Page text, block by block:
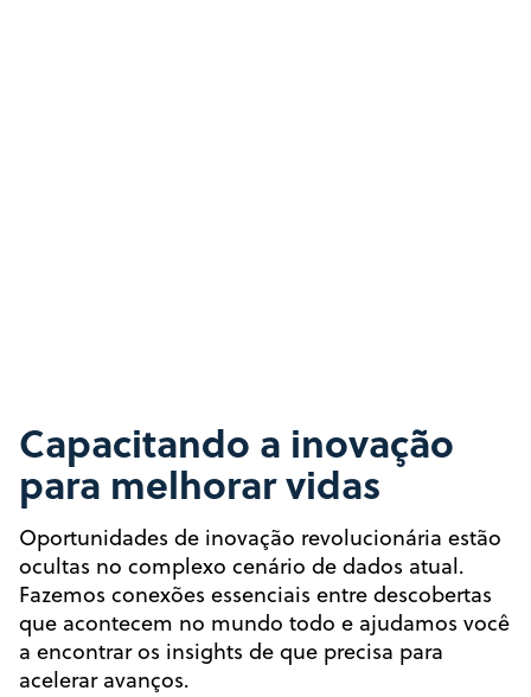
Capacitando a inovação
para melhorar vidas
Oportunidades de inovação revolucionária estão
ocultas no complexo cenário de dados atual.
Fazemos conexões essenciais entre descobertas
que acontecem no mundo todo e ajudamos você
a encontrar os insights de que precisa para
acelerar avanços.